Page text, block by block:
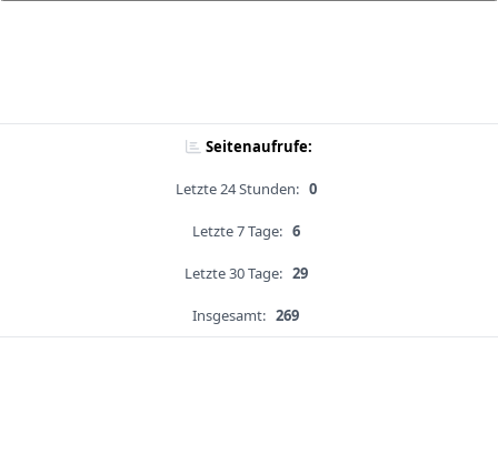
Seitenaufrufe:
Letzte 24 Stunden: 0
Letzte 7 Tage: 6
Letzte 30 Tage: 29
Insgesamt: 269